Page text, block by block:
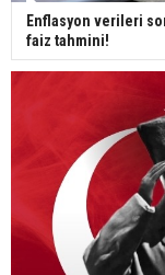
Enflasyon verileri
faiz tahmini!